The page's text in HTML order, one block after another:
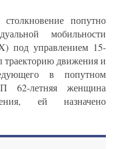
попутно
мобильности
под управлением 15-
траекторию движения и
в попутном
62-летняя женщина
ей назначено